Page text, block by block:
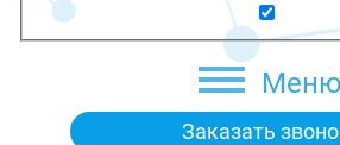
Меню
Заказать